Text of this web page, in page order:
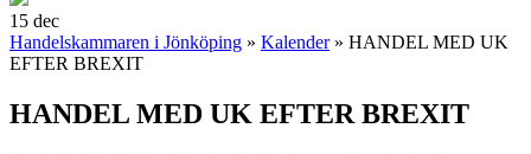
15 dec
Handelskammaren i Jönköping » Kalender » HANDEL MED UK
EFTER BREXIT
HANDEL MED UK EFTER BREXIT